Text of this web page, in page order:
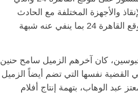
والأجهزة المختلفة مع الحادث
بصورة جيدة، كذلك ظهر صوته بوضوح وهو يذكر أن البث لمتابعي موقع القاهرة 24 بما ينفي عنه شبهة
كان آخرهم الزميل سامح حنين
أمن دولة عليا، وهي القضية نفسها التي تضم أيضاً الزميل
الوهاب، بتهمة إنتاج أفلام